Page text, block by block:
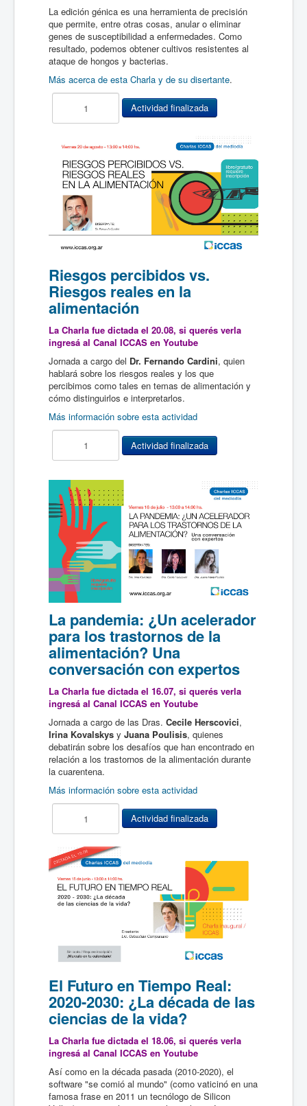
La edición génica es una herramienta de precisión
que permite, entre otras cosas, anular o eliminar
genes de susceptibilidad a enfermedades. Como
resultado, podemos obtener cultivos resistentes al
ataque de hongos y bacterias.
Más acerca de esta Charla y de su disertante.
Riesgos percibidos vs.
Riesgos reales en la
alimentación
La Charla fue dictada el 20.08, si querés verla
ingresá al Canal ICCAS en Youtube
Jornada a cargo del Dr. Fernando Cardini, quien
hablará sobre los riesgos reales y los que
percibimos como tales en temas de alimentación y
cómo distinguirlos e interpretarlos.
Más información sobre esta actividad
La pandemia: ¿Un acelerador
para los trastornos de la
alimentación? Una
conversación con expertos
La Charla fue dictada el 16.07, si querés verla
ingresá al Canal ICCAS en Youtube
Jornada a cargo de las Dras. Cecile Herscovici,
Irina Kovalskys y Juana Poulisis, quienes
debatirán sobre los desafíos que han encontrado en
relación a los trastornos de la alimentación durante
la cuarentena.
Más información sobre esta actividad
El Futuro en Tiempo Real:
2020-2030: ¿La década de las
ciencias de la vida?
La Charla fue dictada el 18.06, si querés verla
ingresá al Canal ICCAS en Youtube
Así como en la década pasada (2010-2020), el
software "se comió al mundo" (como vaticinó en una
famosa frase en 2011 un tecnólogo de Silicon